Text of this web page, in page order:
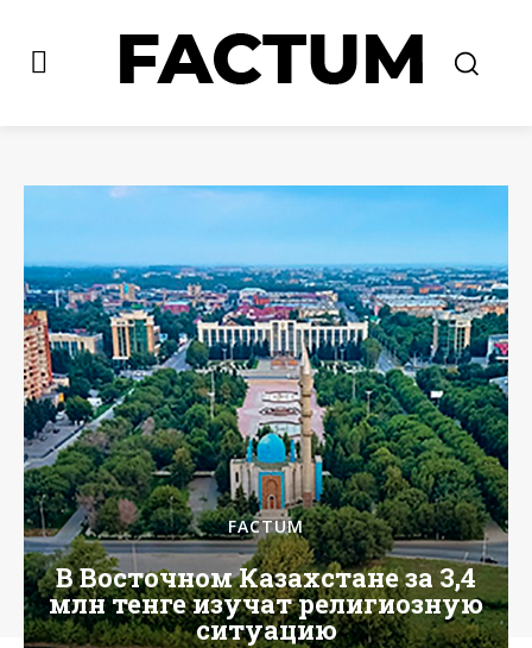
FACTUM
В Восточном Казахстане за 3,4
млн тенге изучат религиозную
ситуацию